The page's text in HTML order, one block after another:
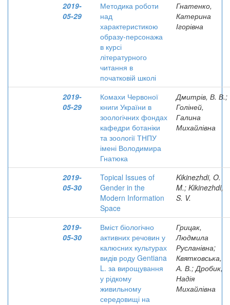
2019-
05-29
Методика роботи
над
характеристикою
образу-персонажа
в курсі
літературного
читання в
початковій школі
Гнатенко,
Катерина
Ігорівна
2019-
05-29
Комахи Червоної
книги України в
зоологічних фондах
кафедри ботаніки
та зоології ТНПУ
імені Володимира
Гнатюка
Дмитрів, В. В.;
Голіней,
Галина
Михайлівна
2019-
05-30
Topical Issues of
Gender in the
Modern Information
Space
Kikinezhdi, O.
M.; Kikinezhdi,
S. V.
2019-
05-30
Вміст біологічно
активних речовин у
калюсних культурах
видів роду Gentiana
L. за вирощування
у рідкому
живильному
середовищі на
Грицак,
Людмила
Русланівна;
Квятковська,
А. В.; Дробик,
Надія
Михайлівна